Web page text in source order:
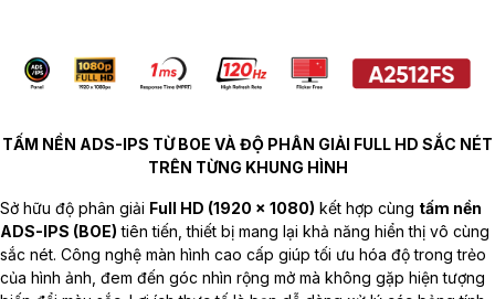
TẤM NỀN ADS-IPS TỪ BOE VÀ ĐỘ PHÂN GIẢI FULL HD SẮC NÉT
TRÊN TỪNG KHUNG HÌNH
Sở hữu độ phân giải Full HD (1920 x 1080) kết hợp cùng tấm nền
ADS-IPS (BOE) tiên tiến, thiết bị mang lại khả năng hiển thị vô cùng
sắc nét. Công nghệ màn hình cao cấp giúp tối ưu hóa độ trong trẻo
của hình ảnh, đem đến góc nhìn rộng mở mà không gặp hiện tượng